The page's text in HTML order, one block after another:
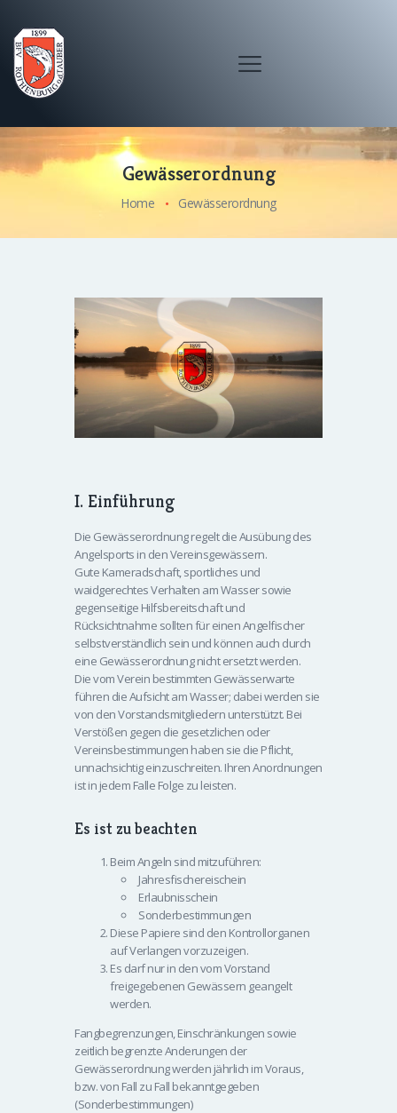
Gewässerordnung
Home Gewässerordnung
I. Einführung
Die Gewässerordnung regelt die Ausübung des
Angelsports in den Vereinsgewässern.
Gute Kameradschaft, sportliches und
waidgerechtes Verhalten am Wasser sowie
gegenseitige Hilfsbereitschaft und
Rücksichtnahme sollten für einen Angelfischer
selbstverständlich sein und können auch durch
eine Gewässerordnung nicht ersetzt werden.
Die vom Verein bestimmten Gewässerwarte
führen die Aufsicht am Wasser; dabei werden sie
von den Vorstandsmitgliedern unterstützt. Bei
Verstößen gegen die gesetzlichen oder
Vereinsbestimmungen haben sie die Pflicht,
unnachsichtig einzuschreiten. Ihren Anordnungen
ist in jedem Falle Folge zu leisten.
Es ist zu beachten
Beim Angeln sind mitzuführen:
Jahresfischereischein
Erlaubnisschein
Sonderbestimmungen
Diese Papiere sind den Kontrollorganen
auf Verlangen vorzuzeigen.
Es darf nur in den vom Vorstand
freigegebenen Gewässern geangelt
werden.
Fangbegrenzungen, Einschränkungen sowie
zeitlich begrenzte Anderungen der
Gewässerordnung werden jährlich im Voraus,
bzw. von Fall zu Fall bekanntgegeben
(Sonderbestimmungen)